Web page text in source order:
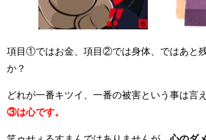
項目①ではお金、項目②では身体、ではあと
か？
どれが一番キツイ、一番の被害という事は言
③は心です。